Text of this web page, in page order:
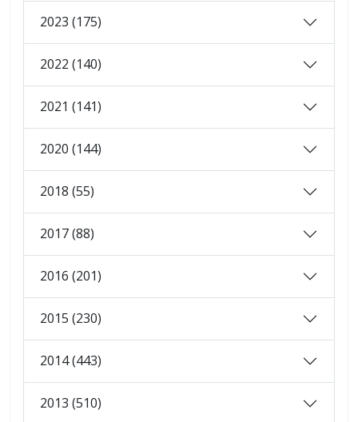
2023 (175)
2022 (140)
2021 (141)
2020 (144)
2018 (55)
2017 (88)
2016 (201)
2015 (230)
2014 (443)
2013 (510)